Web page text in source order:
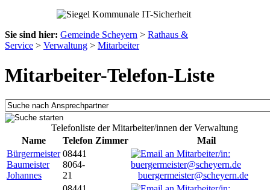
Sie sind hier: Gemeinde Scheyern > Rathaus &
Service > Verwaltung > Mitarbeiter
Mitarbeiter-Telefon-Liste
Telefonliste der Mitarbeiter/innen der Verwaltung
Name
Telefon Zimmer
Mail
Bürgermeister
Baumeister
Johannes
08441
8064-
21
buergermeister@scheyern.de